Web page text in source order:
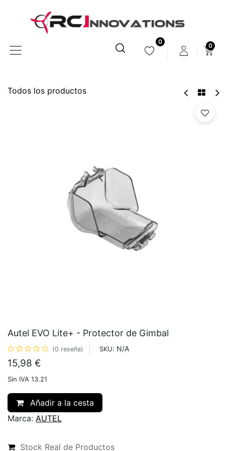
0
0
Todos los productos
Autel EVO Lite+ - Protector de Gimbal
(0 reseña) SKU: N/A
15,98 €
Sin IVA 13.21
Añadir a la cesta
Marca: AUTEL
Stock Real de Productos